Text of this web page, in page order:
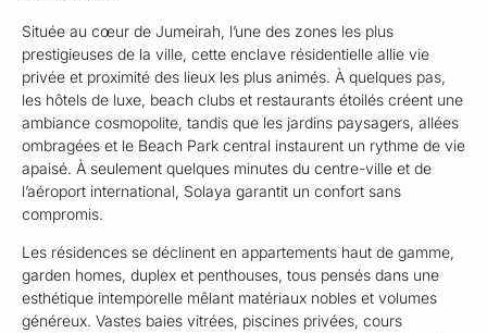
Située au cœur de Jumeirah, l’une des zones les plus
prestigieuses de la ville, cette enclave résidentielle allie vie
privée et proximité des lieux les plus animés. À quelques pas,
les hôtels de luxe, beach clubs et restaurants étoilés créent une
ambiance cosmopolite, tandis que les jardins paysagers, allées
ombragées et le Beach Park central instaurent un rythme de vie
apaisé. À seulement quelques minutes du centre-ville et de
l’aéroport international, Solaya garantit un confort sans
compromis.
Les résidences se déclinent en appartements haut de gamme,
garden homes, duplex et penthouses, tous pensés dans une
esthétique intemporelle mêlant matériaux nobles et volumes
généreux. Vastes baies vitrées, piscines privées, cours